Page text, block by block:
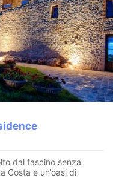
dal fascino senza
Costa è un’oasi di